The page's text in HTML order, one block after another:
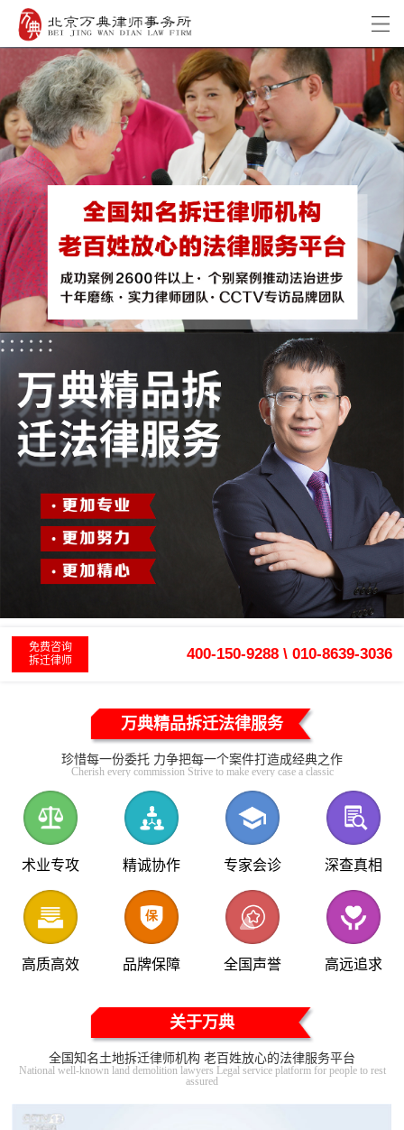
免费咨询
拆迁律师
400-150-9288 \ 010-8639-3036
万典精品拆迁法律服务
珍惜每一份委托 力争把每一个案件打造成经典之作
Cherish every commission Strive to make every case a classic
术业专攻 精诚协作 专家会诊 深查真相
高质高效 品牌保障 全国声誉 高远追求
关于万典
全国知名土地拆迁律师机构 老百姓放心的法律服务平台
National well-known land demolition lawyers Legal service platform for people to rest
assured